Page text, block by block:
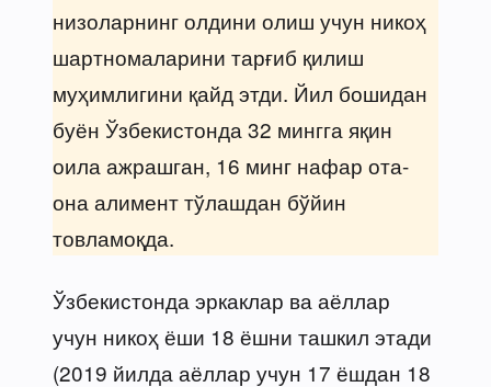
низоларнинг олдини олиш учун никоҳ
шартномаларини тарғиб қилиш
муҳимлигини қайд этди. Йил бошидан
буён Ўзбекистонда 32 мингга яқин
оила ажрашган, 16 минг нафар ота-
она алимент тўлашдан бўйин
товламоқда.
Ўзбекистонда эркаклар ва аёллар
учун никоҳ ёши 18 ёшни ташкил этади
(2019 йилда аёллар учун 17 ёшдан 18